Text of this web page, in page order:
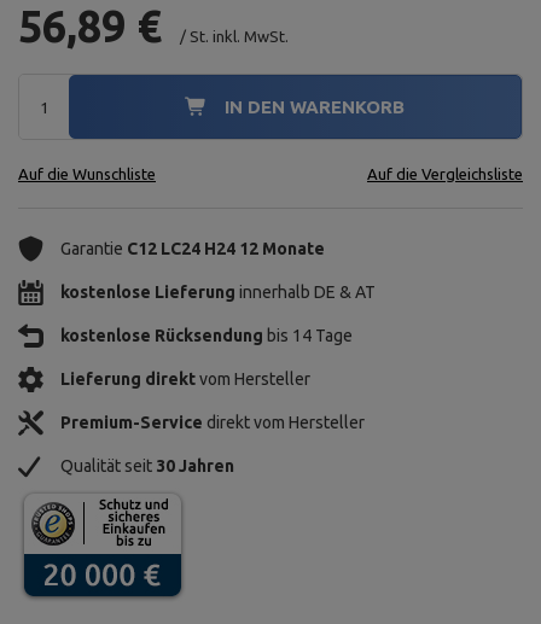
56,89 € / St. inkl. MwSt.
IN DEN WARENKORB
Auf die Wunschliste Auf die Vergleichsliste
Garantie C12 LC24 H24 12 Monate
kostenlose Lieferung innerhalb DE & AT
kostenlose Rücksendung bis 14 Tage
Lieferung direktvom Hersteller
Premium-Service direkt vom Hersteller
Qualität seit 30 Jahren